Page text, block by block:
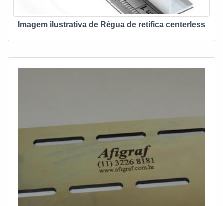
Imagem ilustrativa de Régua de retífica centerless